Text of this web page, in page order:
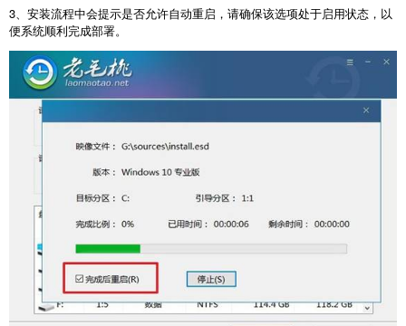
3 、安装流程中会提示是否允许自动重启，请确保该选项处于启用状态，以
便系统顺利完成部署。